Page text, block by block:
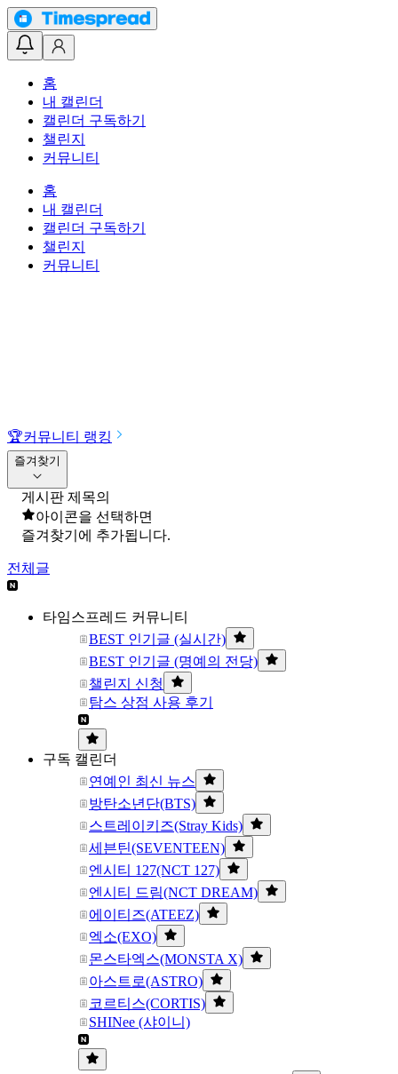
홈
내 캘린더
캘린더 구독하기
챌린지
커뮤니티
홈
내 캘린더
캘린더 구독하기
챌린지
커뮤니티
🏆커뮤니티 랭킹
즐겨찾기
게시판 제목의
아이콘을 선택하면
즐겨찾기에 추가됩니다.
전체글
타임스프레드 커뮤니티
BEST 인기글 (실시간)
BEST 인기글 (명예의 전당)
챌린지 신청
탐스 상점 사용 후기
구독 캘린더
연예인 최신 뉴스
방탄소년단(BTS)
스트레이키즈(Stray Kids)
세븐틴(SEVENTEEN)
엔시티 127(NCT 127)
엔시티 드림(NCT DREAM)
에이티즈(ATEEZ)
엑소(EXO)
몬스타엑스(MONSTA X)
아스트로(ASTRO)
코르티스(CORTIS)
SHINee (샤이니)